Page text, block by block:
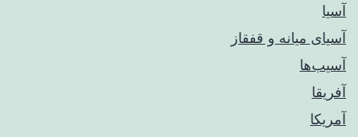
آسیا
آسیای میانه و قفقاز
آسیب‌ها
آفریقا
آمریکا